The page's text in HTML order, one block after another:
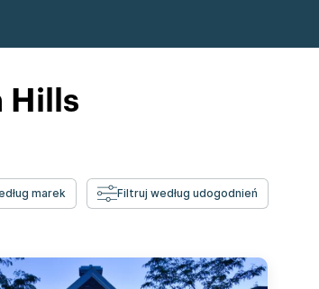
Hills
marek Filtruj według udogodnień